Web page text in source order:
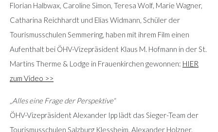
Florian Halbwax, Caroline Simon, Teresa Wolf, Marie Wagner,
Catharina Reichhardt und Elias Widmann, Schüler der
Tourismusschulen Semmering, haben mit ihrem Film einen
Aufenthalt bei ÖHV-Vizepräsident Klaus M. Hofmann in der St.
Martins Therme & Lodge in Frauenkirchen gewonnen: HIER
zum Video >>
„Alles eine Frage der Perspektive“
ÖHV-Vizepräsident Alexander Ipp lädt das Sieger-Team der
Tourismusschulen Salzburg Klessheim, Alexander Holzner,